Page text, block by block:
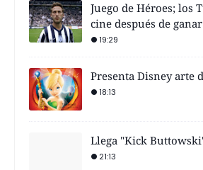
Juego de Héroes; los
cine después de
19:29
Presenta Disney arte
18:13
Llega "Kick
21:13